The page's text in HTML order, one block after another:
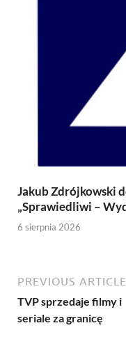
Jakub Zdrójkowski
„Sprawiedliwi –
6 sierpnia 2026
PREVIOUS ARTICLE
TVP sprzedaje filmy i
seriale za granicę